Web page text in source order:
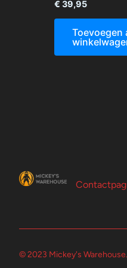
€ 39,95
Toevoegen
© 2023 Mickey's